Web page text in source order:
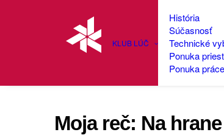
KLUB LÚČ
História
Súčasnosť
Technické
Ponuka
Ponuka práce
Moja reč: Na